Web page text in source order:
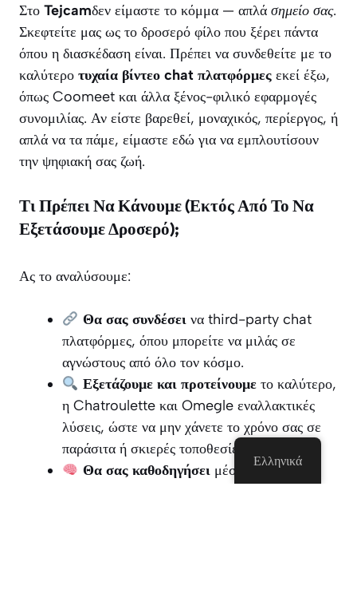
Στο Tejcamδεν είμαστε το κόμμα — απλά σημείο σας.
Σκεφτείτε μας ως το δροσερό φίλο που ξέρει πάντα
όπου η διασκέδαση είναι. Πρέπει να συνδεθείτε με το
καλύτερο τυχαία βίντεο chat πλατφόρμες εκεί έξω,
όπως Coomeet και άλλα ξένος-φιλικό εφαρμογές
συνομιλίας. Αν είστε βαρεθεί, μοναχικός, περίεργος, ή
απλά να τα πάμε, είμαστε εδώ για να εμπλουτίσουν
την ψηφιακή σας ζωή.
Τι Πρέπει Να Κάνουμε (Εκτός Από Το Να
Εξετάσουμε Δροσερό);
Ας το αναλύσουμε:
Θα σας συνδέσεινα third-party chat
πλατφόρμες, όπου μπορείτε να μιλάς σε
αγνώστους από όλο τον κόσμο.
Εξετάζουμε και προτείνουμετο καλύτερο,
η Chatroulette και Omegle εναλλακτικές
λύσεις, ώστε να μην χάνετε το χρόνο σας σε
παράσιτα ή σκιερές τοποθεσίες.
Θα σας καθοδηγήσειμέσα από το
Ελληνικά